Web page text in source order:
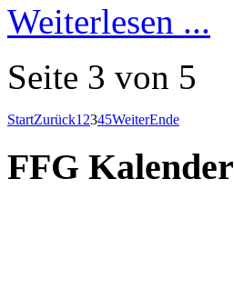
Weiterlesen ...
Seite 3 von 5
StartZurück1 2345WeiterEnde
FFG Kalender